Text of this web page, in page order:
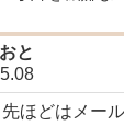
と
ほどはメー